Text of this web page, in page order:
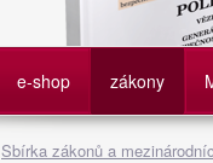
e-shop zákony
Sbírka zákonů a